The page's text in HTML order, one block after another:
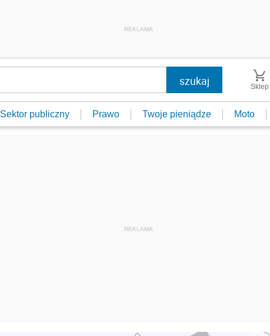
REKLAMA
Sklep
Sektor publiczny Prawo Twoje pieniądze Moto